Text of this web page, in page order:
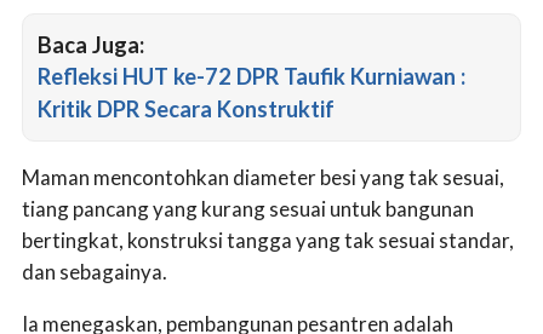
Baca Juga:
Refleksi HUT ke-72 DPR Taufik Kurniawan :
Kritik DPR Secara Konstruktif
Maman mencontohkan diameter besi yang tak sesuai,
tiang pancang yang kurang sesuai untuk bangunan
bertingkat, konstruksi tangga yang tak sesuai standar,
dan sebagainya.
Ia menegaskan, pembangunan pesantren adalah